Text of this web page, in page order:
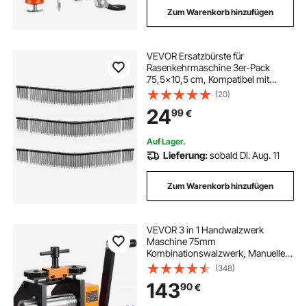
Zum Warenkorb hinzufügen
VEVOR Ersatzbürste für
Rasenkehrmaschine 3er-Pack
75,5x10,5 cm, Kompatibel mit
VEVOR Laubkehrmaschine,
Ersatzteil für Laubsammler,
Bürstenkopf mit V-förmigen
Borsten zum Sammeln von Rasen &
Laub
(20)
2499€
Auf Lager.
Lieferung:sobald Di. Aug. 11
Zum Warenkorb hinzufügen
VEVOR 3 in 1 Handwalzwerk
Maschine 75mm
Kombinationswalzwerk, Manueller
Walzwerk Schmuckwalzwerk
Einstellbare Dicke von 0,03 bis
6,5mm, Handwalzwerk Maschine
für Platin / K-Gold / Messing
(348)
14390€